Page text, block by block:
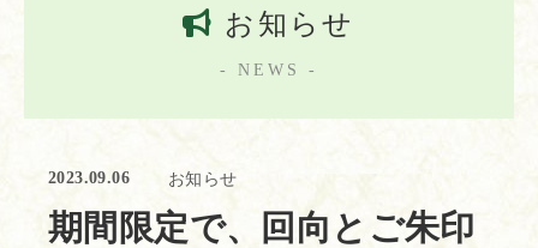
お知らせ
- NEWS -
2023.09.06 お知らせ
期間限定で、回向とご朱印